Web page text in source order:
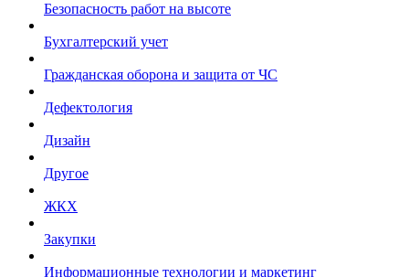
Безопасность работ на высоте
Бухгалтерский учет
Гражданская оборона и защита от ЧС
Дефектология
Дизайн
Другое
ЖКХ
Закупки
Информационные технологии и маркетинг